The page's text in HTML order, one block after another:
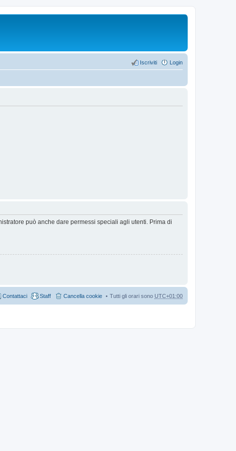
Login
Iscriviti
può anche dare permessi speciali agli utenti. Prima di
Tutti gli orari sono UTC+01:00
Cancella cookie
Staff
Contattaci